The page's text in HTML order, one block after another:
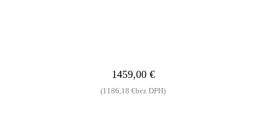
1459,00 €
(1186,18 €bez DPH)